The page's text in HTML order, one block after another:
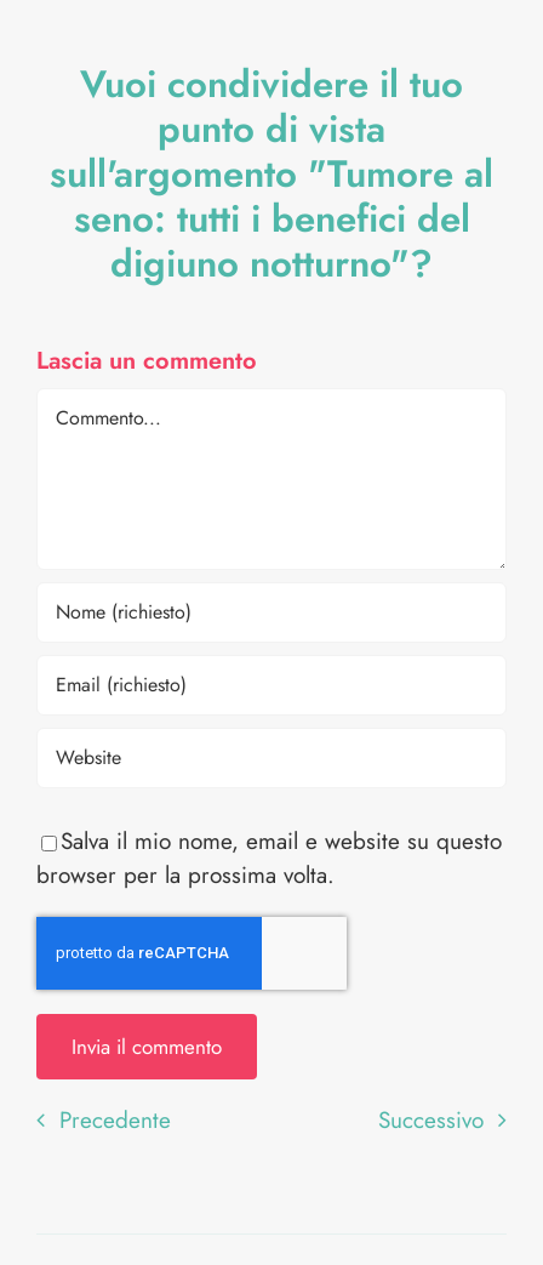
Vuoi condividere il tuo
punto di vista
sull'argomento "Tumore al
seno: tutti i benefici del
digiuno notturno"?
Lascia un commento
Comment
Salva il mio nome, email e website su questo
browser per la prossima volta.
Precedente Successivo